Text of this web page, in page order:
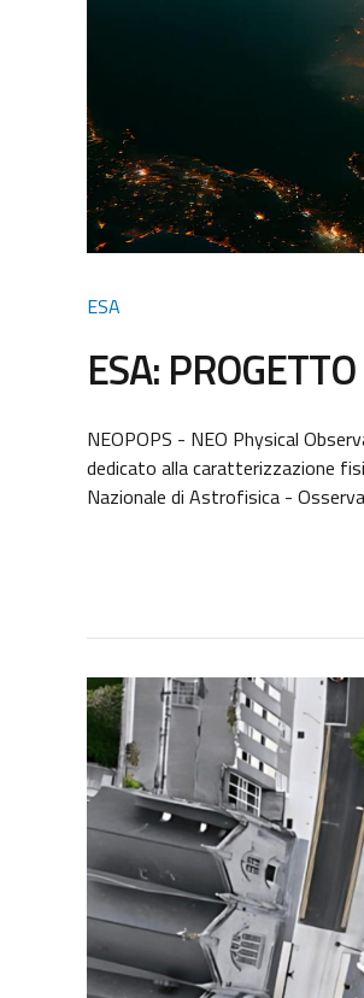
ESA
ESA:
NEOPOPS - NEO Physical
dedicato alla caratterizzazione
Nazionale di Astrofisica -